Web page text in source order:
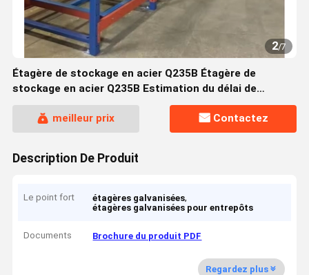
2/7
Étagère de stockage en acier Q235B Étagère de
stockage en acier Q235B Estimation du délai de
meilleur prix
Contactez
Description De Produit
Le point fort étagères galvanisées,
étagères galvanisées pour entrepôts
Documents Brochure du produit PDF
Regardez plus